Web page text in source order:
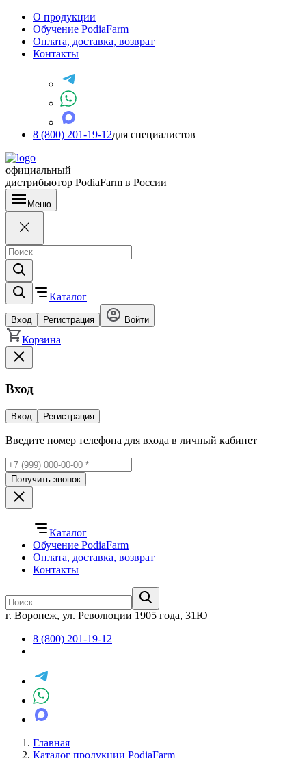
О продукции
Обучение PodiaFarm
Оплата, доставка, возврат
Контакты
8 (800) 201-19-12для специалистов
официальный
дистрибьютор PodiaFarm в России
Меню
Каталог
Вход Регистрация Войти
Корзина
Вход
Вход Регистрация
Введите номер телефона для входа в личный кабинет
Получить звонок
Каталог
Обучение PodiaFarm
Оплата, доставка, возврат
Контакты
г. Воронеж, ул. Революции 1905 года, 31Ю
8 (800) 201-19-12
Главная
Каталог продукции PodiaFarm